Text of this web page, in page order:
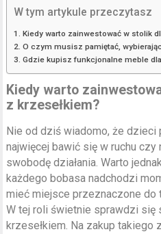
W tym artykule przeczytasz
Kiedy warto zainwestować w stolik
O czym musisz pamiętać,
Gdzie kupisz funkcjonalne meble
Kiedy warto
z krzesełkiem?
Nie od dziś wiadomo, że dzieci
najwięcej bawić się w ruchu czy
swobodę działania. Warto
każdego bobasa nadchodzi
mieć miejsce przeznaczone do
W tej roli świetnie sprawdzi się
krzesełkiem. Na zakup takiego